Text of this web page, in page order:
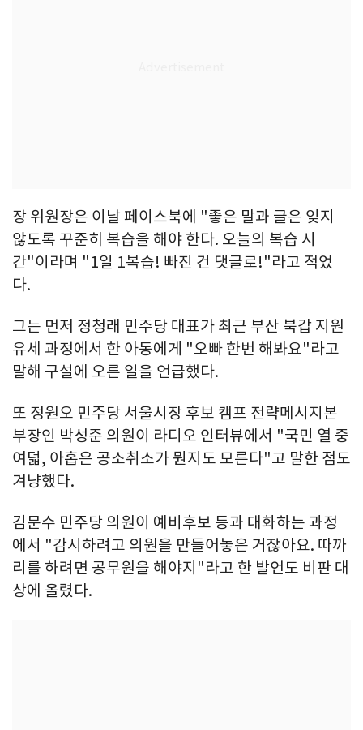
장 위원장은 이날 페이스북에 "좋은 말과 글은 잊지
않도록 꾸준히 복습을 해야 한다. 오늘의 복습 시
간"이라며 "1일 1복습! 빠진 건 댓글로!"라고 적었
다.
그는 먼저 정청래 민주당 대표가 최근 부산 북갑 지원
유세 과정에서 한 아동에게 "오빠 한번 해봐요"라고
말해 구설에 오른 일을 언급했다.
또 정원오 민주당 서울시장 후보 캠프 전략메시지본
부장인 박성준 의원이 라디오 인터뷰에서 "국민 열 중
여덟, 아홉은 공소취소가 뭔지도 모른다"고 말한 점도
겨냥했다.
김문수 민주당 의원이 예비후보 등과 대화하는 과정
에서 "감시하려고 의원을 만들어놓은 거잖아요. 따까
리를 하려면 공무원을 해야지"라고 한 발언도 비판 대
상에 올렸다.